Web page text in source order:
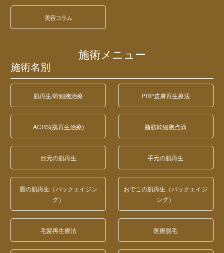
美容コラム
施術メニュー
施術名別
肌再生/幹細胞治療 PRP皮膚再生療法
ACRS(肌再生治療) 脂肪幹細胞点滴
目元の肌再生 手元の肌再生
唇の肌再生（バックエイジン
グ）
おでこの肌再生（バックエイジ
ング）
毛髪再生療法 医療脱毛